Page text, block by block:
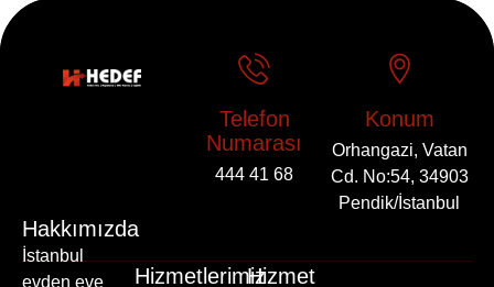
Telefon
Numarası
444 41 68
Konum
Orhangazi, Vatan
Cd. No:54, 34903
Pendik/İstanbul
Hakkımızda
İstanbul
evden eve
HizmetlerimizHizmet